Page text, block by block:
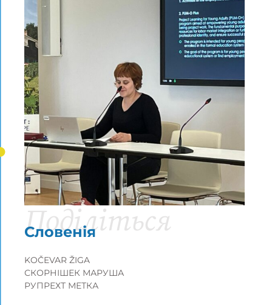
Словенія
Поділіться
KOČEVAR ŽIGA
СКОРНІШЕК МАРУША
РУПРЕХТ МЕТКА